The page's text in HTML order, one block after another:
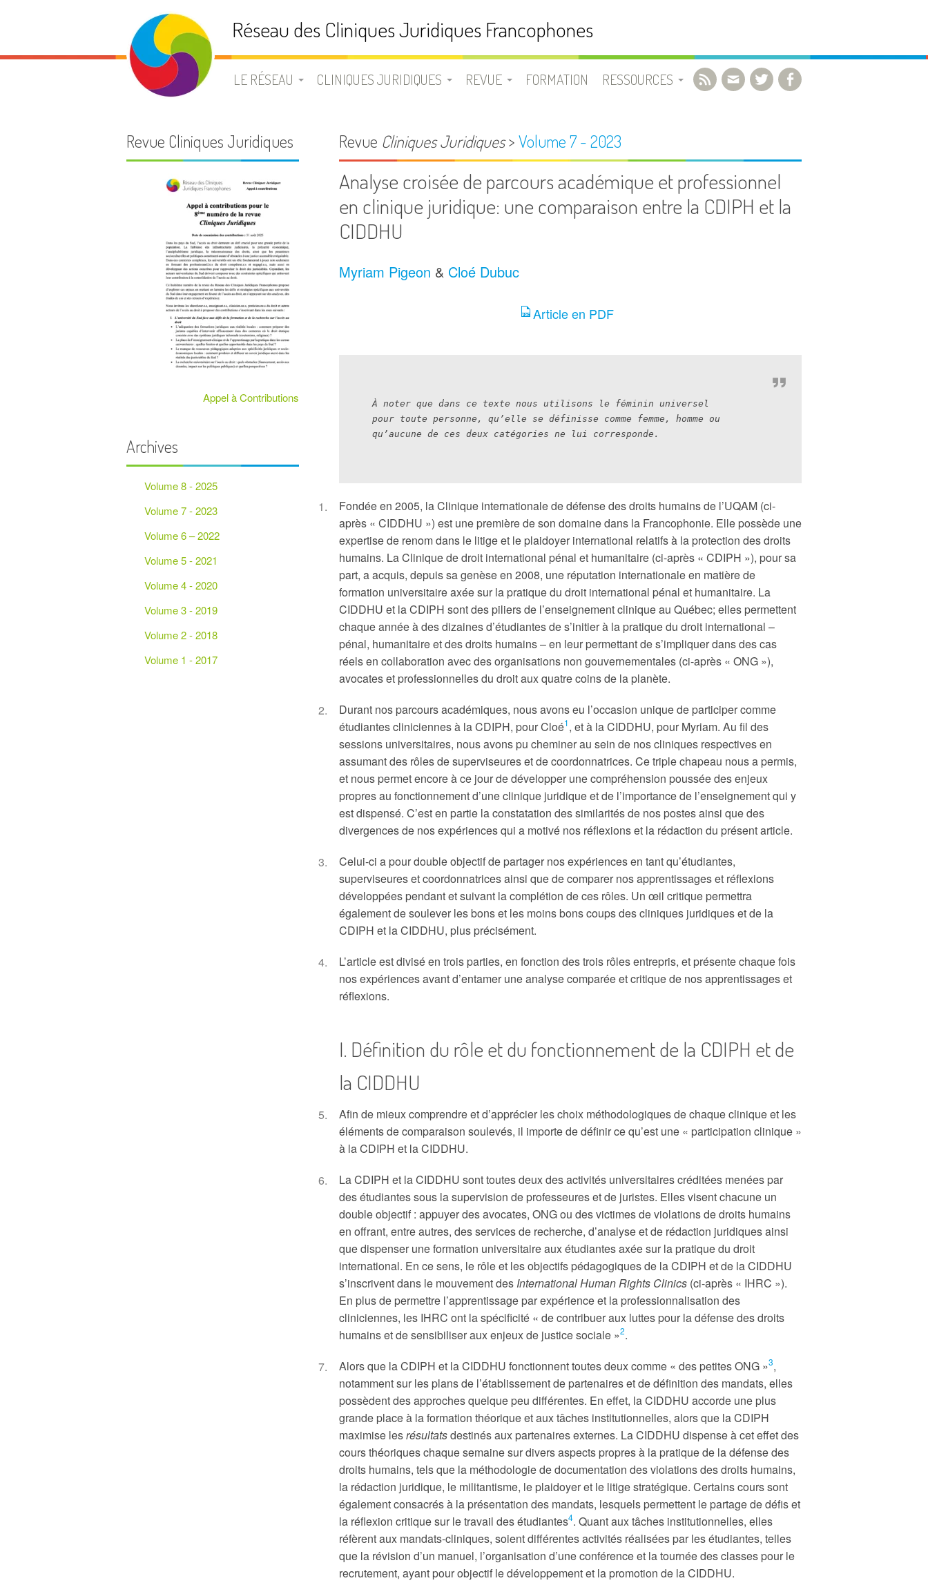
Réseau des Cliniques Juridiques Francophones
LE RÉSEAU
STATUTS
BUREAU
ADHÉSION
LISTE DE DIFFUSION
PARTENAIRES
CLINIQUES JURIDIQUES
LISTE DES CLINIQUES
JURIDIQUES
FRANCOPHONES
REVUE
JURIDIQUES
EQUIPE
SOUMETTRE UN ARTICLE
FORMATION RESSOURCES
BIBLIOGRAPHIE
Revue Cliniques Juridiques>Volume 7 - 2023
Analyse croisée de parcours académique et professionnel
en clinique juridique: une comparaison entre la CDIPH et la
CIDDHU
Myriam Pigeon & Cloé Dubuc
Article en PDF
À noter que dans ce texte nous utilisons le féminin universel
pour toute personne, qu’elle se définisse comme femme, homme ou
qu’aucune de ces deux catégories ne lui corresponde.
Fondée en 2005, la Clinique internationale de défense des droits humains de l’UQAM (ci-
après « CIDDHU ») est une première de son domaine dans la Francophonie. Elle possède une
expertise de renom dans le litige et le plaidoyer international relatifs à la protection des droits
humains. La Clinique de droit international pénal et humanitaire (ci-après « CDIPH »), pour sa
part, a acquis, depuis sa genèse en 2008, une réputation internationale en matière de
formation universitaire axée sur la pratique du droit international pénal et humanitaire. La
CIDDHU et la CDIPH sont des piliers de l’enseignement clinique au Québec; elles permettent
chaque année à des dizaines d’étudiantes de s’initier à la pratique du droit international –
pénal, humanitaire et des droits humains – en leur permettant de s’impliquer dans des cas
réels en collaboration avec des organisations non gouvernementales (ci-après « ONG »),
avocates et professionnelles du droit aux quatre coins de la planète.
Durant nos parcours académiques, nous avons eu l’occasion unique de participer comme
étudiantes cliniciennes à la CDIPH, pour Cloé1, et à la CIDDHU, pour Myriam. Au fil des
sessions universitaires, nous avons pu cheminer au sein de nos cliniques respectives en
assumant des rôles de superviseures et de coordonnatrices. Ce triple chapeau nous a permis,
et nous permet encore à ce jour de développer une compréhension poussée des enjeux
propres au fonctionnement d’une clinique juridique et de l’importance de l’enseignement qui y
est dispensé. C’est en partie la constatation des similarités de nos postes ainsi que des
divergences de nos expériences qui a motivé nos réflexions et la rédaction du présent article.
Celui-ci a pour double objectif de partager nos expériences en tant qu’étudiantes,
superviseures et coordonnatrices ainsi que de comparer nos apprentissages et réflexions
développées pendant et suivant la complétion de ces rôles. Un œil critique permettra
également de soulever les bons et les moins bons coups des cliniques juridiques et de la
CDIPH et la CIDDHU, plus précisément.
L’article est divisé en trois parties, en fonction des trois rôles entrepris, et présente chaque fois
nos expériences avant d’entamer une analyse comparée et critique de nos apprentissages et
réflexions.
Définition du rôle et du fonctionnement de la CDIPH et de
la CIDDHU
Afin de mieux comprendre et d’apprécier les choix méthodologiques de chaque clinique et les
éléments de comparaison soulevés, il importe de définir ce qu’est une « participation clinique »
à la CDIPH et la CIDDHU.
La CDIPH et la CIDDHU sont toutes deux des activités universitaires créditées menées par
des étudiantes sous la supervision de professeures et de juristes. Elles visent chacune un
double objectif : appuyer des avocates, ONG ou des victimes de violations de droits humains
en offrant, entre autres, des services de recherche, d’analyse et de rédaction juridiques ainsi
que dispenser une formation universitaire aux étudiantes axée sur la pratique du droit
international. En ce sens, le rôle et les objectifs pédagogiques de la CDIPH et de la CIDDHU
s’inscrivent dans le mouvement des International Human Rights Clinics (ci-après « IHRC »).
En plus de permettre l’apprentissage par expérience et la professionnalisation des
cliniciennes, les IHRC ont la spécificité « de contribuer aux luttes pour la défense des droits
humains et de sensibiliser aux enjeux de justice sociale »2.
Alors que la CDIPH et la CIDDHU fonctionnent toutes deux comme « des petites ONG »3,
notamment sur les plans de l’établissement de partenaires et de définition des mandats, elles
possèdent des approches quelque peu différentes. En effet, la CIDDHU accorde une plus
grande place à la formation théorique et aux tâches institutionnelles, alors que la CDIPH
maximise lesrésultatsdestinés aux partenaires externes. La CIDDHU dispense à cet effet des
cours théoriques chaque semaine sur divers aspects propres à la pratique de la défense des
droits humains, tels que la méthodologie de documentation des violations des droits humains,
la rédaction juridique, le militantisme, le plaidoyer et le litige stratégique. Certains cours sont
également consacrés à la présentation des mandats, lesquels permettent le partage de défis et
la réflexion critique sur le travail des étudiantes4. Quant aux tâches institutionnelles, elles
réfèrent aux mandats-cliniques, soient différentes activités réalisées par les étudiantes, telles
que la révision d’un manuel, l’organisation d’une conférence et la tournée des classes pour le
recrutement, ayant pour objectif le développement et la promotion de la CIDDHU.
Revue Cliniques Juridiques
Appel à Contributions
Archives
Volume 8 - 2025
Volume 7 - 2023
Volume 6 – 2022
Volume 5 - 2021
Volume 4 - 2020
Volume 3 - 2019
Volume 2 - 2018
Volume 1 - 2017